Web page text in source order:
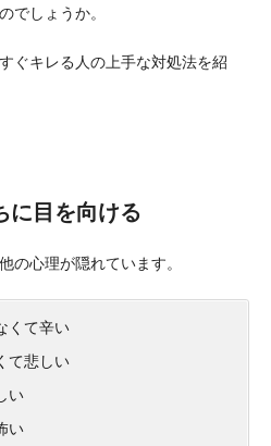
でしょうか。
ぐキレる人の上手な対処法を紹
に目を向ける
の心理が隠れています。
くて辛い
て悲しい
い
い